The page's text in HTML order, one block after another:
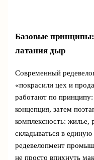
Базовые
латания дыр
Современный
«покрасили цех и
работают по принципу:
концепция, затем
комплексность: жилье,
складываться в
редевелопмент
не просто впихнуть